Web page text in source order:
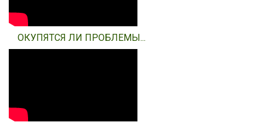
ОКУПЯТСЯ ЛИ ПРОБЛЕМЫ...